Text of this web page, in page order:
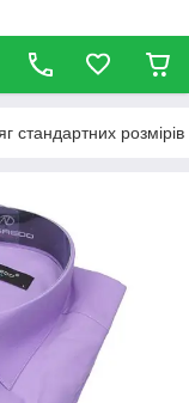
стандартних розмірів